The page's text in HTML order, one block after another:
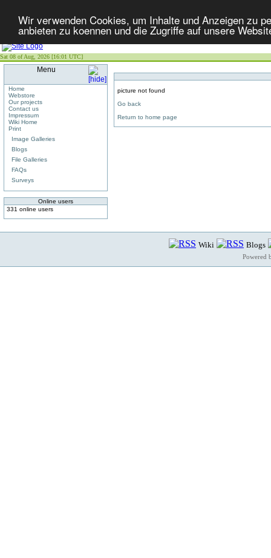
Wir verwenden Cookies, um Inhalte und Anzeigen zu
anbieten zu koennen und die Zugriffe auf unsere
Sat 08 of Aug, 2026 [16:01 UTC]
Menu
Home
Webstore
Our projects
Contact us
Impressum
Wiki Home
Print
Image Galleries
Blogs
File Galleries
FAQs
Surveys
Online users
331 online users
picture not found
Go back
Return to home page
Wiki Blogs
Powered